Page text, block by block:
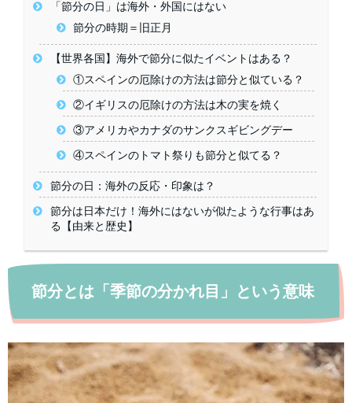
「節分の日」は海外・外国にはない
節分の時期＝旧正月
【世界各国】海外で節分に似たイベントはある？
①スペインの厄除けの方法は節分と似ている？
②イギリスの厄除けの方法は木の実を焼く
③アメリカやカナダのサンクスギビングデー
④スペインのトマト祭りも節分と似てる？
節分の日：海外の反応・印象は？
節分は日本だけ！海外にはないが似たような行事はあ
る【由来と歴史】
節分とは「季節の分かれ目」という意味